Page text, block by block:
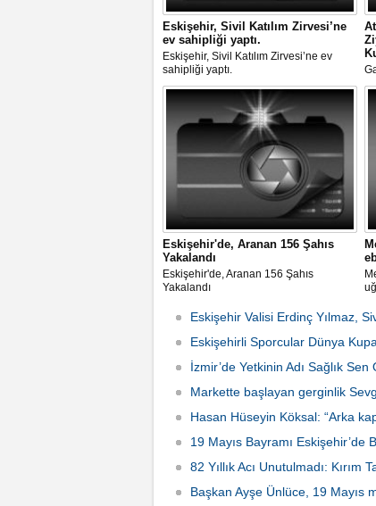
Eskişehir, Sivil Katılım Zirvesi’ne
ev sahipliği yaptı.
Eskişehir, Sivil Katılım Zirvesi’ne ev
sahipliği yaptı.
Eskişehir'de, Aranan 156 Şahıs
Yakalandı
Eskişehir'de, Aranan 156 Şahıs
Yakalandı
Eskişehir Valisi Erdinç Yılmaz,
Eskişehirli Sporcular Dünya
İzmir’de Yetkinin Adı Sağlık Sen
Markette başlayan gerginlik
Hasan Hüseyin Köksal: “Arka
19 Mayıs Bayramı Eskişehir’de
82 Yıllık Acı Unutulmadı: Kırım
Başkan Ayşe Ünlüce, 19 Mayıs